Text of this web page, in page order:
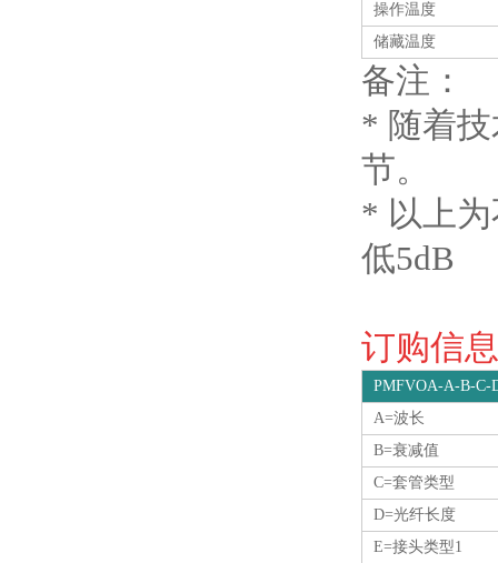
操作温度
储藏温度
备注：
* 随着
节。
* 以上
低5dB
订购信
PMFVOA-A-B-C-
A=波长
B=衰减值
C=套管类型
D=光纤长度
E=接头类型1